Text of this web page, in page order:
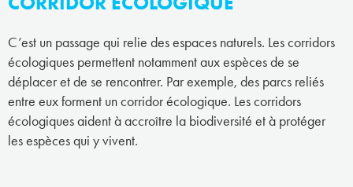
C’est un passage qui relie des espaces naturels. Les corridors
écologiques permettent notamment aux espèces de se
déplacer et de se rencontrer. Par exemple, des parcs reliés
entre eux forment un corridor écologique. Les corridors
écologiques aident à accroître la biodiversité et à protéger
les espèces qui y vivent.